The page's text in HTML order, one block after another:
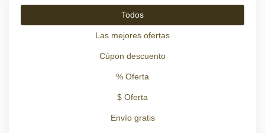
Todos
Las mejores ofertas
Cúpon descuento
% Oferta
$ Oferta
Envío gratis